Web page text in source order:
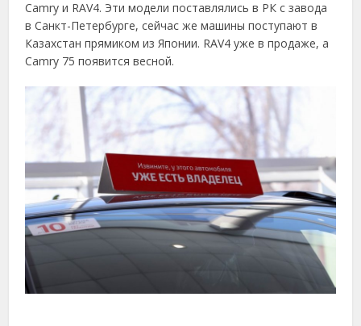
Camry и RAV4. Эти модели поставлялись в РК с завода
в Санкт-Петербурге, сейчас же машины поступают в
Казахстан прямиком из Японии. RAV4 уже в продаже, а
Camry 75 появится весной.